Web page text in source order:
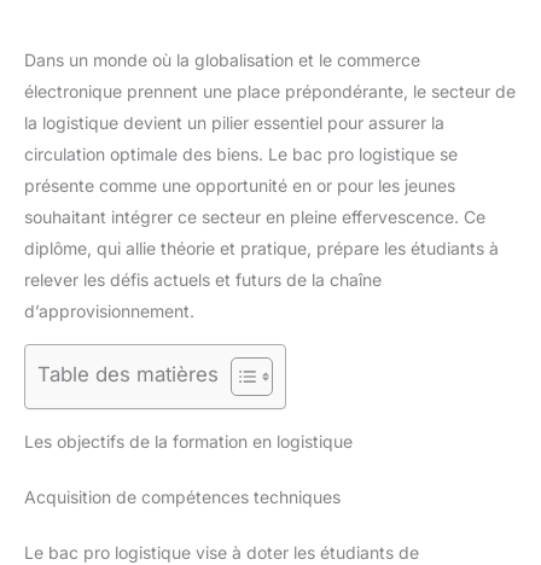
Dans un monde où la globalisation et le commerce
électronique prennent une place prépondérante, le secteur de
la logistique devient un pilier essentiel pour assurer la
circulation optimale des biens. Le bac pro logistique se
présente comme une opportunité en or pour les jeunes
souhaitant intégrer ce secteur en pleine effervescence. Ce
diplôme, qui allie théorie et pratique, prépare les étudiants à
relever les défis actuels et futurs de la chaîne
d’approvisionnement.
Table des matières
Les objectifs de la formation en logistique
Acquisition de compétences techniques
Le bac pro logistique vise à doter les étudiants de